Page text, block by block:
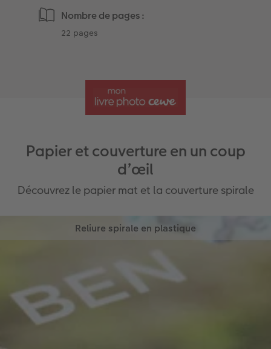
Nombre de pages :
22 pages
Papier et couverture en un coup
d’œil
Découvrez le papier mat et la couverture spirale